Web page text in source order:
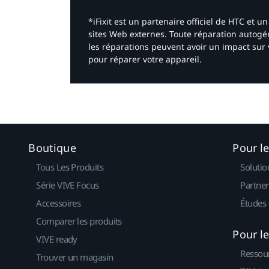
*iFixit est un partenaire officiel de HTC et
sites Web externes. Toute réparation
les réparations peuvent avoir un impact
pour réparer votre appareil.​
Boutique
Tous Les Produits
Série VIVE Focus
Accessoires
Comparer les produits
VIVE ready
Trouver un magasin
Pour
Études
Pour